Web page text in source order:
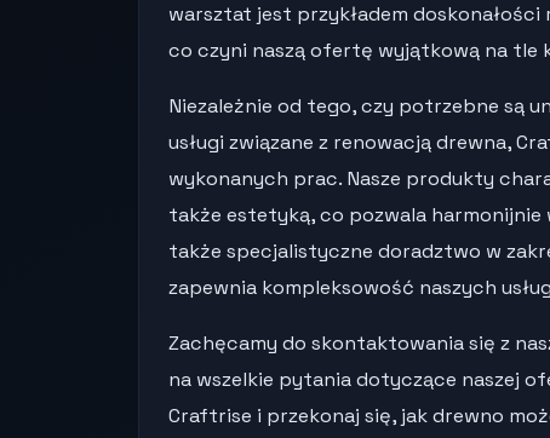
warsztat jest przykładem
co czyni naszą ofertę wyjątkową na tle
Niezależnie od tego, czy potrzebne są
usługi związane z renowacją drewna,
wykonanych prac. Nasze produkty
także estetyką, co pozwala
także specjalistyczne doradztwo w
zapewnia kompleksowość naszych
Zachęcamy do skontaktowania się z
na wszelkie pytania dotyczące naszej
Craftrise i przekonaj się, jak drewno